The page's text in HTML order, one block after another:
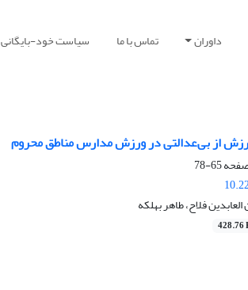
داوران تماس با ما سیاست خود-بایگانی
از بی‌عدالتی در ورزش مدارس مناطق محروم
65-78
فلاح، طاهر بهلکه
428.76